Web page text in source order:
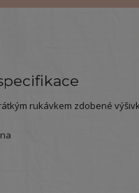
rukávkem zdobené